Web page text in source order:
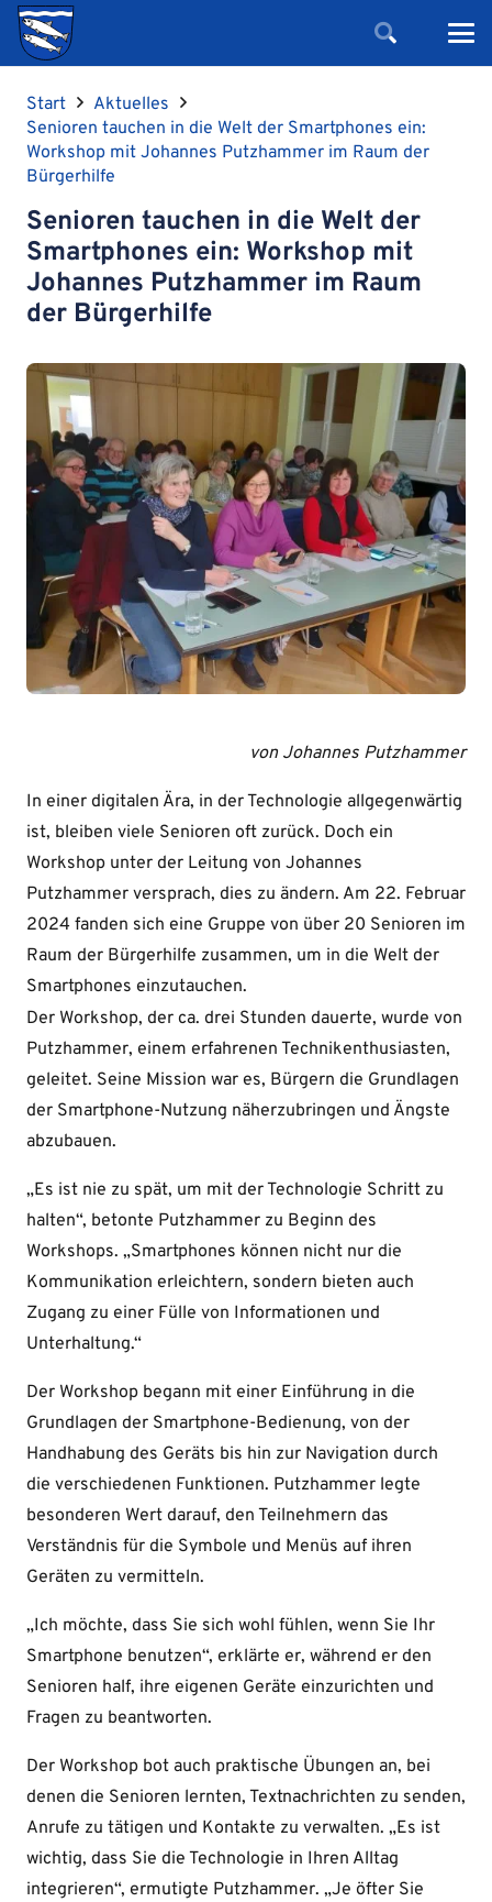
Start
Aktuelles
Senioren tauchen in die Welt der Smartphones ein:
Workshop mit Johannes Putzhammer im Raum der
Bürgerhilfe
Senioren tauchen in die Welt der
Smartphones ein: Workshop mit
Johannes Putzhammer im Raum
der Bürgerhilfe
von Johannes Putzhammer
In einer digitalen Ära, in der Technologie allgegenwärtig
ist, bleiben viele Senioren oft zurück. Doch ein
Workshop unter der Leitung von Johannes
Putzhammer versprach, dies zu ändern. Am 22. Februar
2024 fanden sich eine Gruppe von über 20 Senioren im
Raum der Bürgerhilfe zusammen, um in die Welt der
Smartphones einzutauchen.
Der Workshop, der ca. drei Stunden dauerte, wurde von
Putzhammer, einem erfahrenen Technikenthusiasten,
geleitet. Seine Mission war es, Bürgern die Grundlagen
der Smartphone-Nutzung näherzubringen und Ängste
abzubauen.
„Es ist nie zu spät, um mit der Technologie Schritt zu
halten“, betonte Putzhammer zu Beginn des
Workshops. „Smartphones können nicht nur die
Kommunikation erleichtern, sondern bieten auch
Zugang zu einer Fülle von Informationen und
Unterhaltung.“
Der Workshop begann mit einer Einführung in die
Grundlagen der Smartphone-Bedienung, von der
Handhabung des Geräts bis hin zur Navigation durch
die verschiedenen Funktionen. Putzhammer legte
besonderen Wert darauf, den Teilnehmern das
Verständnis für die Symbole und Menüs auf ihren
Geräten zu vermitteln.
„Ich möchte, dass Sie sich wohl fühlen, wenn Sie Ihr
Smartphone benutzen“, erklärte er, während er den
Senioren half, ihre eigenen Geräte einzurichten und
Fragen zu beantworten.
Der Workshop bot auch praktische Übungen an, bei
denen die Senioren lernten, Textnachrichten zu senden,
Anrufe zu tätigen und Kontakte zu verwalten. „Es ist
wichtig, dass Sie die Technologie in Ihren Alltag
integrieren“, ermutigte Putzhammer. „Je öfter Sie